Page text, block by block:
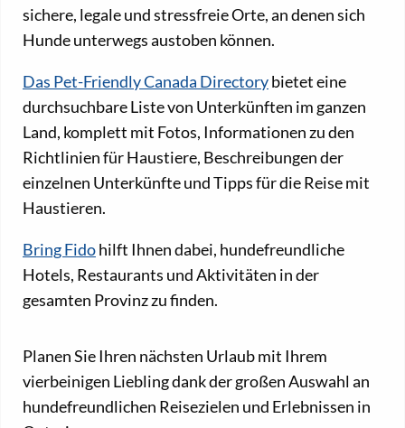
sichere, legale und stressfreie Orte, an denen sich
Hunde unterwegs austoben können.
Das Pet-Friendly Canada Directorybietet eine
durchsuchbare Liste von Unterkünften im ganzen
Land, komplett mit Fotos, Informationen zu den
Richtlinien für Haustiere, Beschreibungen der
einzelnen Unterkünfte und Tipps für die Reise mit
Haustieren.
Bring Fidohilft Ihnen dabei, hundefreundliche
Hotels, Restaurants und Aktivitäten in der
gesamten Provinz zu finden.
Planen Sie Ihren nächsten Urlaub mit Ihrem
vierbeinigen Liebling dank der großen Auswahl an
hundefreundlichen Reisezielen und Erlebnissen in